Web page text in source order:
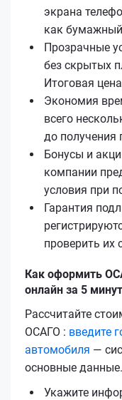
экрана
как
Прозрачные
без скрытых
Итоговая
Экономия
всего
до получения
Бонусы и
компании
условия при
Гарантия
проверить их
Как оформить
онлайн за 5
Рассчитайте
ОСАГО : введите
автомобиля —
основные данные.
Укажите